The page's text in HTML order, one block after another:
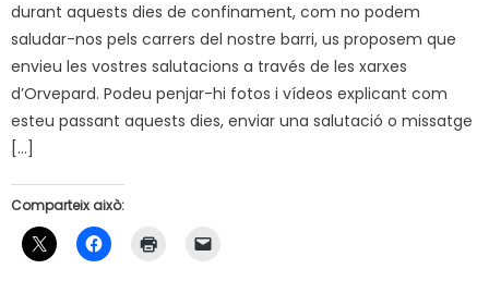
durant aquests dies de confinament, com no podem
saludar-nos pels carrers del nostre barri, us proposem que
envieu les vostres salutacions a través de les xarxes
d’Orvepard. Podeu penjar-hi fotos i vídeos explicant com
esteu passant aquests dies, enviar una salutació o missatge
[…]
Comparteix això: